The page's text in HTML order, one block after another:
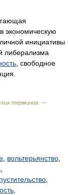
экономическую
инициативы
либерализма
, свободное
терминов. —
вольтерьянство